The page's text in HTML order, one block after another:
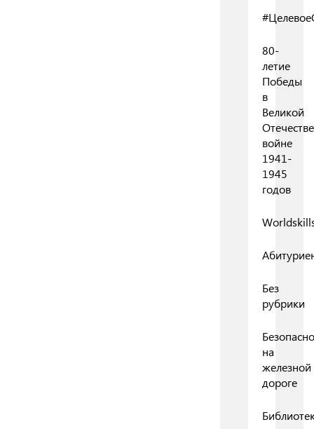
80-
летие
Победы
в
Великой
войне
1941-
1945
годов
Без
рубрики
на
железной
дороге